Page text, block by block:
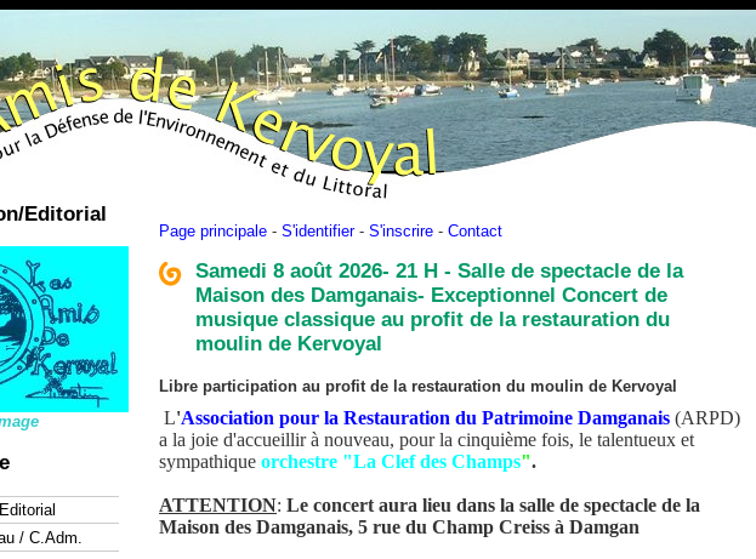
Page principale - S'identifier - S'inscrire - Contact
Samedi 8 août 2026- 21 H - Salle de spectacle de la
Maison des Damganais- Exceptionnel Concert de
musique classique au profit de la restauration du
moulin de Kervoyal
Libre participation au profit de la restauration du moulin de Kervoyal
L'Association pour la Restauration du Patrimoine Damganais (ARPD)
a la joie d'accueillir à nouveau, pour la cinquième fois, le talentueux et
sympathique orchestre "La Clef des Champs".
ATTENTION: Le concert aura lieu dans la salle de spectacle de la
Maison des Damganais, 5 rue du Champ Creiss à Damgan
Editorial
/ C.Adm.